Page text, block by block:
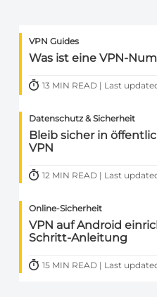
VPN Guides
Was ist eine VPN-
13 MIN READ | Last
Datenschutz & Sicherheit
Bleib sicher in
VPN
12 MIN READ | Last
Online-Sicherheit
VPN auf Android
Schritt-Anleitung
15 MIN READ | Last